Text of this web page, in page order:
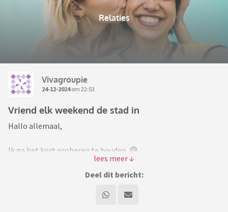
Relaties
Vivagroupie
24-12-2024om 22:53
Vriend elk weekend de stad in
Hallo allemaal,
Ik ga het kort proberen te houden. 😅
Mijn vriend en ik zijn nu ongeveer tweeënhalf jaar samen. Ik,
zijn we ongeveer twee jaar vrijgezel geweest voordat we
Deel dit bericht: